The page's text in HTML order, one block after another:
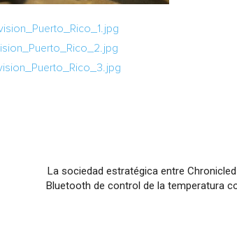
La sociedad estratégica entre
Bluetooth de control de la temperatura